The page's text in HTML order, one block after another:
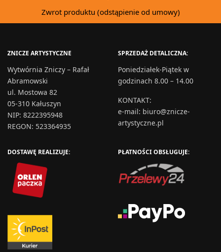
Zwrot produktu (odstąpienie od umowy)
ZNICZE ARTYSTYCZNE
Wytwórnia Zniczy – Rafał
Abramowski
ul. Mostowa 82
05-310 Kałuszyn
NIP: 8222395948
REGON: 523364935
SPRZEDAŻ DETALICZNA:
Poniedziałek-Piątek w
godzinach 8.00 – 14.00
KONTAKT:
e-mail: biuro@znicze-
artystyczne.pl
DOSTAWĘ REALIZUJE: PŁATNOŚCI OBSŁUGUJE: